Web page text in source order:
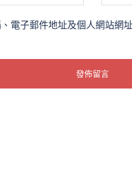
電子郵件地址及個人網站網